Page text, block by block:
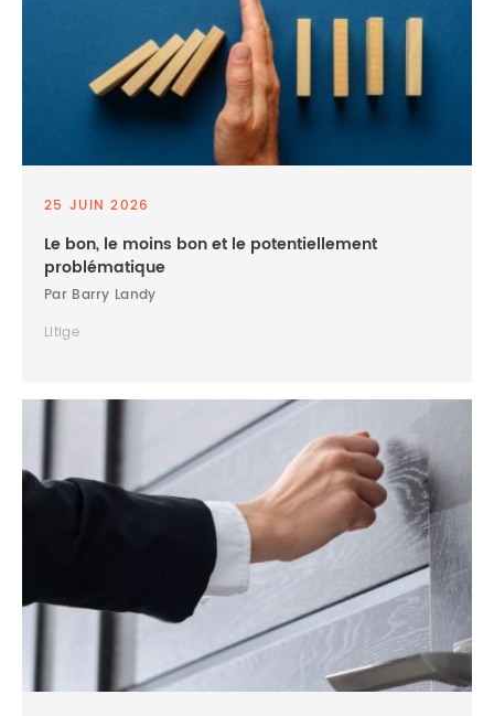
25 JUIN 2026
Le bon, le moins bon et le potentiellement
problématique
Par Barry Landy
Litige